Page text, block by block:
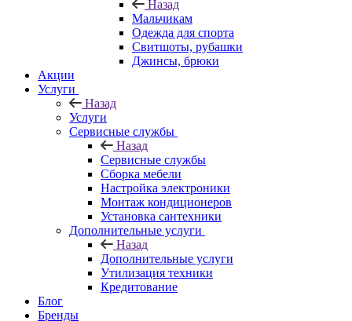
Назад
Мальчикам
Одежда для спорта
Свитшоты, рубашки
Джинсы, брюки
Акции
Услуги
Назад
Услуги
Сервисные службы
Назад
Сервисные службы
Сборка мебели
Настройка электроники
Монтаж кондиционеров
Установка сантехники
Дополнительные услуги
Назад
Дополнительные услуги
Утилизация техники
Кредитование
Блог
Бренды